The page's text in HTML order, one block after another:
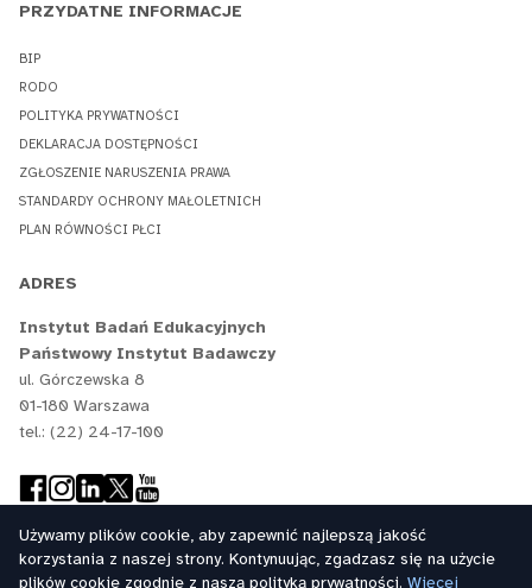
PRZYDATNE INFORMACJE
BIP
RODO
POLITYKA PRYWATNOŚCI
DEKLARACJA DOSTĘPNOŚCI
ZGŁOSZENIE NARUSZENIA PRAWA
STANDARDY OCHRONY MAŁOLETNICH
PLAN RÓWNOŚCI PŁCI
ADRES
Instytut Badań Edukacyjnych
Państwowy Instytut Badawczy
ul. Górczewska 8
01-180 Warszawa
tel.: (22) 24-17-100
Używamy plików cookie, aby zapewnić najlepszą jakość
korzystania z naszej strony. Kontynuując, zgadzasz się na użycie
plików cookie zgodnie z naszą polityką prywatności. Więcej